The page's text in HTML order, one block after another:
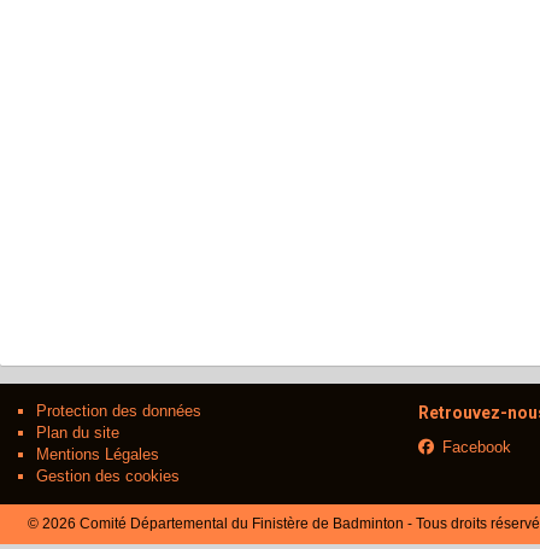
Protection des données
Plan du site
Mentions Légales
Gestion des cookies
Retrouvez-
Facebook
© 2026 Comité Départemental du Finistère de Badminton - Tous droits